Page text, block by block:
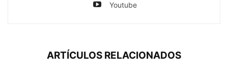
Youtube
ARTÍCULOS RELACIONADOS